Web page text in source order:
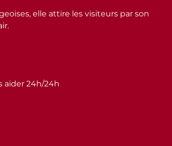
aider 24h/24h
elle attire les visiteurs par son